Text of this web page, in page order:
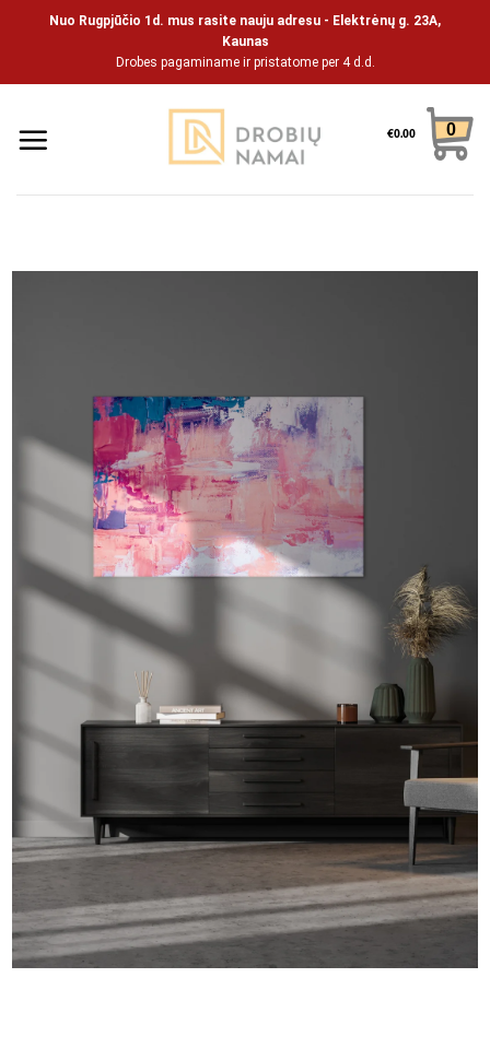
Nuo Rugpjūčio 1d. mus rasite nauju adresu - Elektrėnų g. 23A,
Kaunas
Drobes pagaminame ir pristatome per 4 d.d.
€0.00 0